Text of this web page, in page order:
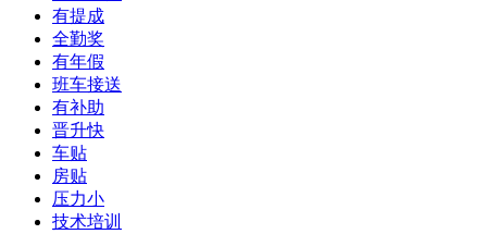
有提成
全勤奖
有年假
班车接送
有补助
晋升快
车贴
房贴
压力小
技术培训